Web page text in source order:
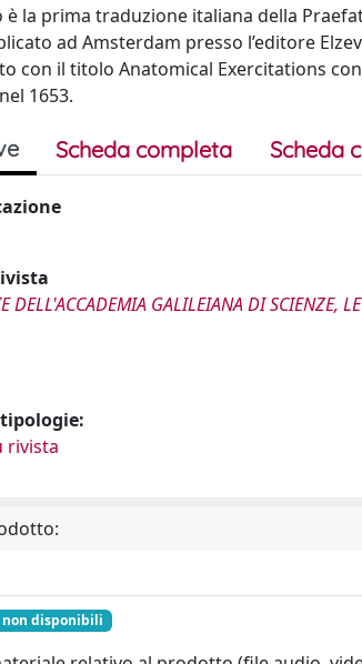
la prima traduzione italiana della
ad Amsterdam presso l’editore
con il titolo Anatomical Exercitations
1653.
Scheda completa Scheda
DELL'ACCADEMIA GALILEIANA DI SCIENZE,
rivista
non disponibili